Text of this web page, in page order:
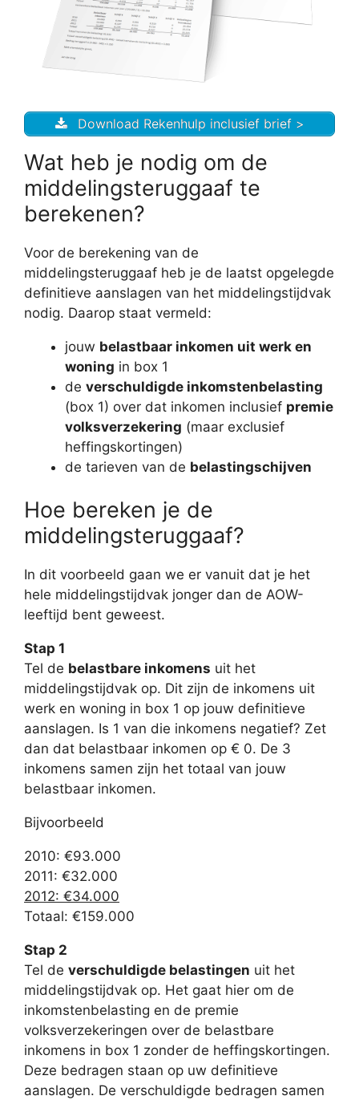
Download Rekenhulp inclusief brief >
Wat heb je nodig om de
middelingsteruggaaf te
berekenen?
Voor de berekening van de
middelingsteruggaaf heb je de laatst opgelegde
definitieve aanslagen van het middelingstijdvak
nodig. Daarop staat vermeld:
jouw belastbaar inkomen uit werk en
woning in box 1
de verschuldigde inkomstenbelasting
(box 1) over dat inkomen inclusief premie
volksverzekering (maar exclusief
heffingskortingen)
de tarieven van de belastingschijven
Hoe bereken je de
middelingsteruggaaf?
In dit voorbeeld gaan we er vanuit dat je het
hele middelingstijdvak jonger dan de AOW-
leeftijd bent geweest.
Stap 1
Tel de belastbare inkomens uit het
middelingstijdvak op. Dit zijn de inkomens uit
werk en woning in box 1 op jouw definitieve
aanslagen. Is 1 van die inkomens negatief? Zet
dan dat belastbaar inkomen op € 0. De 3
inkomens samen zijn het totaal van jouw
belastbaar inkomen.
Bijvoorbeeld
2010: €93.000
2011: €32.000
2012: €34.000
Totaal: €159.000
Stap 2
Tel de verschuldigde belastingen uit het
middelingstijdvak op. Het gaat hier om de
inkomstenbelasting en de premie
volksverzekeringen over de belastbare
inkomens in box 1 zonder de heffingskortingen.
Deze bedragen staan op uw definitieve
aanslagen. De verschuldigde bedragen samen